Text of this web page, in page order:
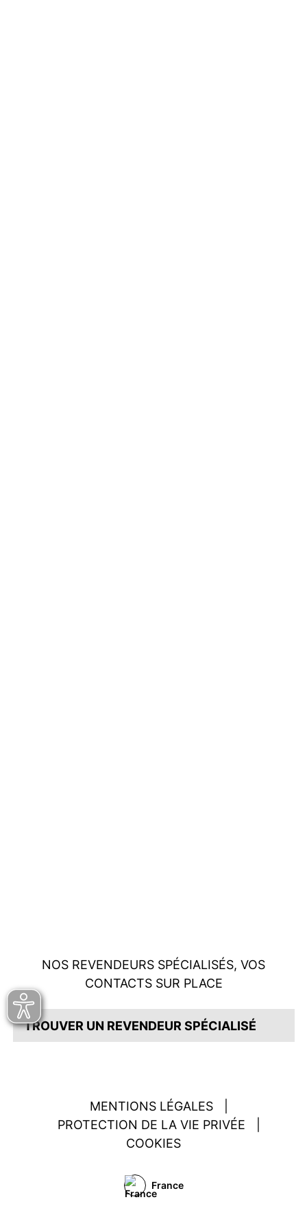
NOS REVENDEURS SPÉCIALISÉS, VOS
CONTACTS SUR PLACE
TROUVER UN REVENDEUR SPÉCIALISÉ
MENTIONS LÉGALES
PROTECTION DE LA VIE PRIVÉE
COOKIES
France